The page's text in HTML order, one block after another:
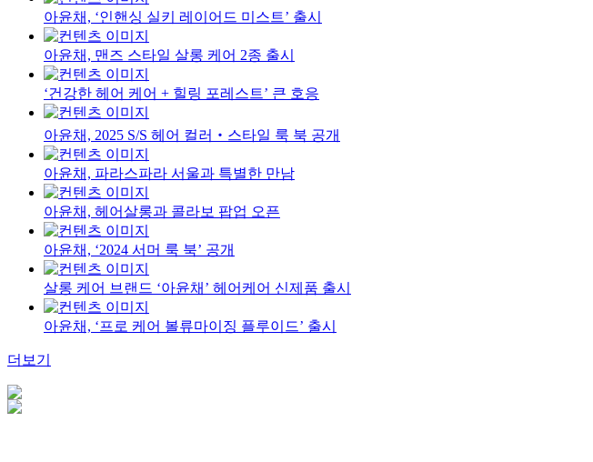
아윤채, ‘인핸싱 실키 레이어드 미스트’ 출시
아윤채, 맨즈 스타일 살롱 케어 2종 출시
‘건강한 헤어 케어 + 힐링 포레스트’ 큰 호응
아윤채, 2025 S/S 헤어 컬러‧스타일 룩 북 공개
아윤채, 파라스파라 서울과 특별한 만남
아윤채, 헤어살롱과 콜라보 팝업 오픈
아윤채, ‘2024 서머 룩 북’ 공개
살롱 케어 브랜드 ‘아윤채’ 헤어케어 신제품 출시
아윤채, ‘프로 케어 볼류마이징 플루이드’ 출시
더보기